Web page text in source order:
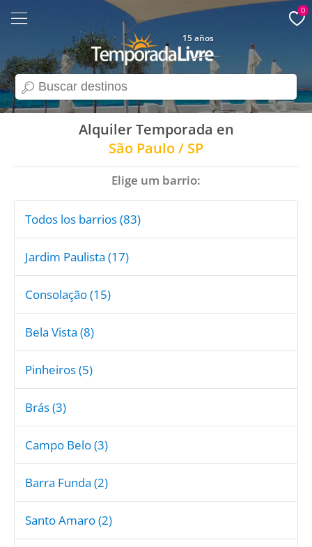
search
15 años
0
Alquiler Temporada en
São Paulo / SP
Elige um barrio:
Todos los barrios (83)
Jardim Paulista (17)
Consolação (15)
Bela Vista (8)
Pinheiros (5)
Brás (3)
Campo Belo (3)
Barra Funda (2)
Santo Amaro (2)